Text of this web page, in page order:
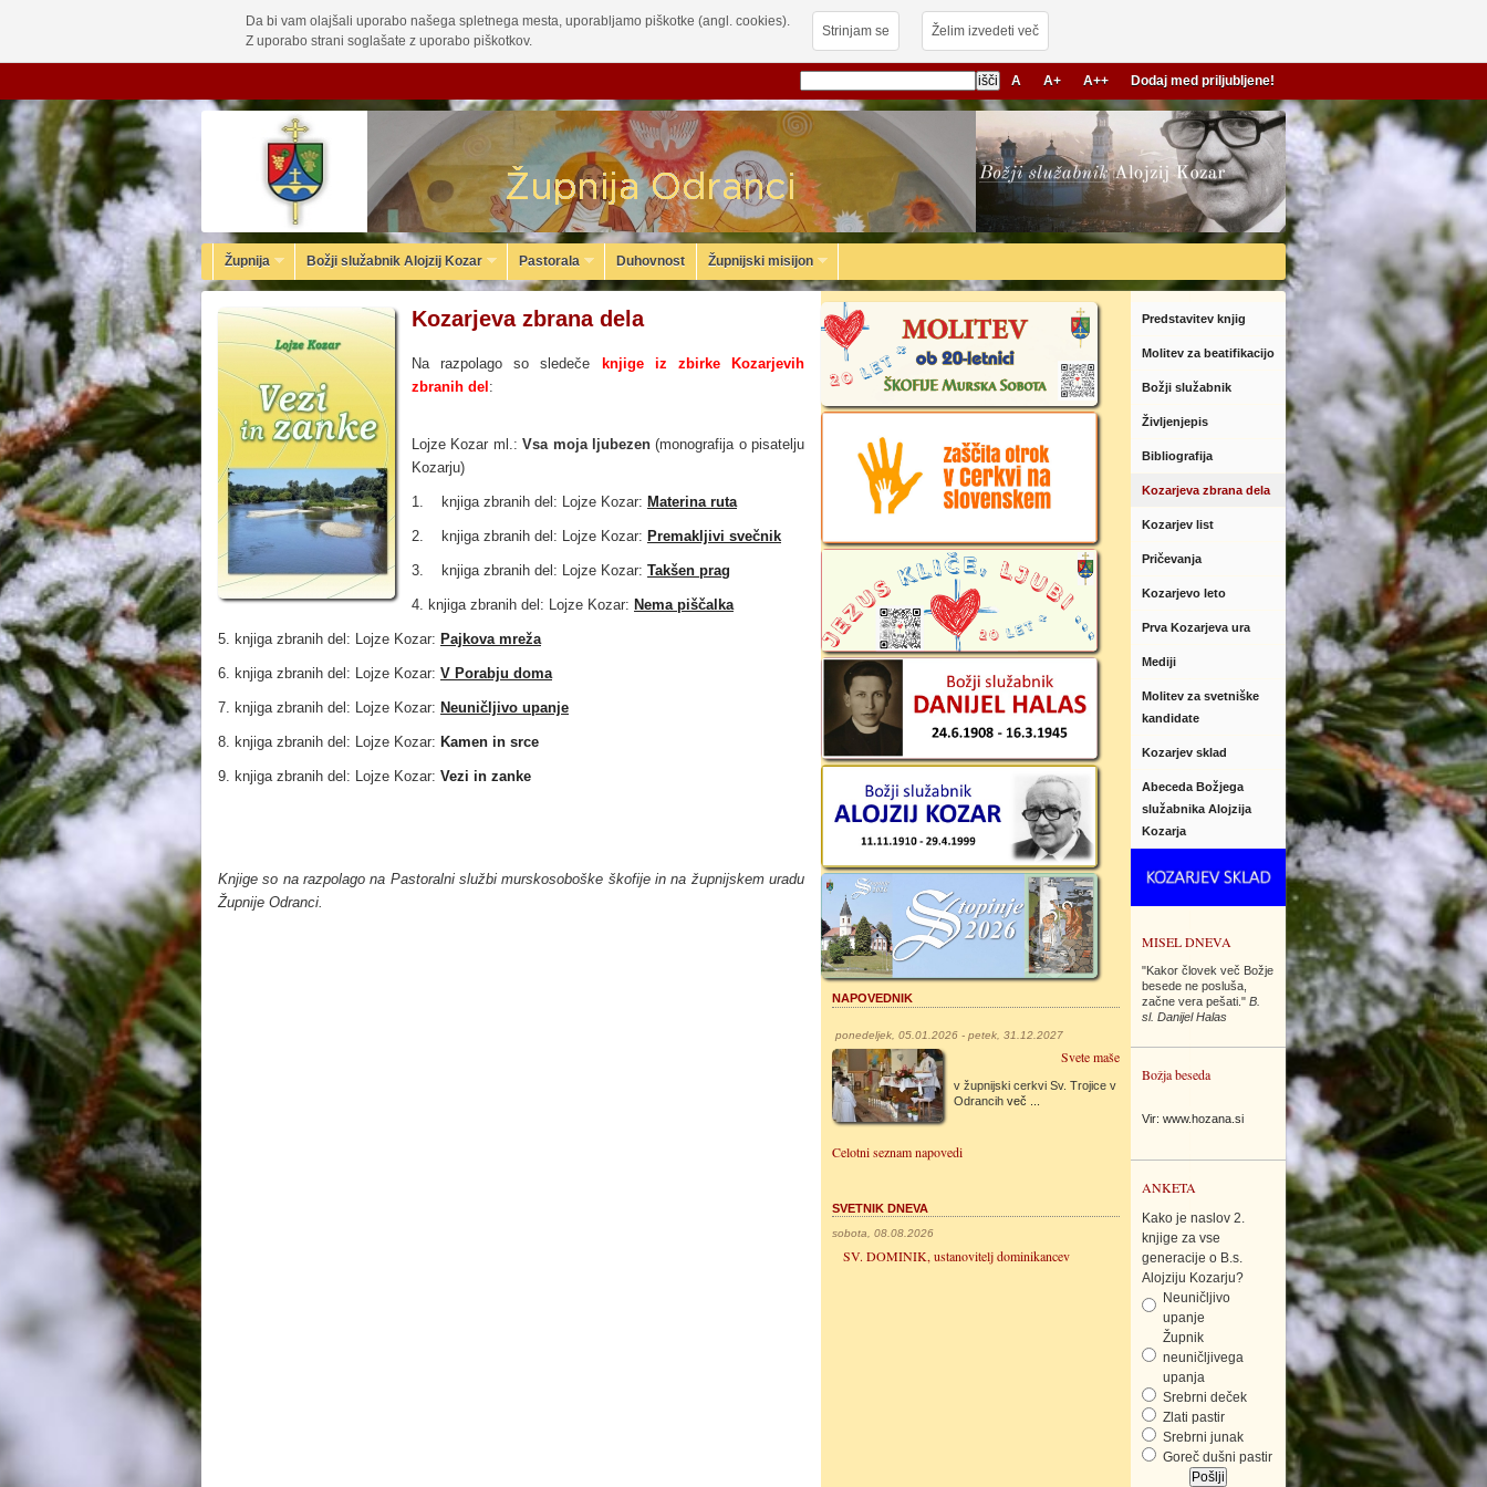
Da bi vam olajšali uporabo našega spletnega mesta, uporabljamo piškotke (angl. cookies).
Z uporabo strani soglašate z uporabo piškotkov.
Strinjam se Želim izvedeti več
A A+ A++ Dodaj med priljubljene!
Župnija Božji služabnik Alojzij Kozar Pastorala Duhovnost Župnijski misijon
Predstavitev knjig
Molitev za beatifikacijo
Božji služabnik
Življenjepis
Bibliografija
Kozarjeva zbrana dela
Kozarjev list
Pričevanja
Kozarjevo leto
Prva Kozarjeva ura
Mediji
Molitev za svetniške
kandidate
Kozarjev sklad
Abeceda Božjega
služabnika Alojzija
Kozarja
MISEL DNEVA
"Kakor človek več Božje
besede ne posluša,
začne vera pešati." B.
sl. Danijel Halas
Božja beseda
Vir: www.hozana.si
ANKETA
Kako je naslov 2.
knjige za vse
generacije o B.s.
Alojziju Kozarju?
Neuničljivo
upanje
Župnik
neuničljivega
upanja
Srebrni deček
Zlati pastir
Srebrni junak
Goreč dušni pastir
Kozarjeva zbrana dela
Na razpolago so sledeče
knjige iz zbirke Kozarjevih
zbranih del :
Lojze Kozar ml.:Vsa moja ljubezen(monografija o pisatelju
Kozarju)
1. knjiga zbranih del: Lojze Kozar: Materina ruta
2. knjiga zbranih del: Lojze Kozar: Premakljivi svečnik
3. knjiga zbranih del: Lojze Kozar: Takšen prag
4. knjiga zbranih del: Lojze Kozar: Nema piščalka
5. knjiga zbranih del: Lojze Kozar: Pajkova mreža
6. knjiga zbranih del: Lojze Kozar: V Porabju doma
7. knjiga zbranih del: Lojze Kozar: Neuničljivo upanje
8. knjiga zbranih del: Lojze Kozar: Kamen in srce
9. knjiga zbranih del: Lojze Kozar: Vezi in zanke
Knjige so na razpolago na Pastoralni službi murskosoboške škofije in na župnijskem uradu
Župnije Odranci.
NAPOVEDNIK
ponedeljek, 05.01.2026 - petek, 31.12.2027
Svete maše
v župnijski cerkvi Sv. Trojice v
Odrancih več ...
Celotni seznam napovedi
SVETNIK DNEVA
sobota, 08.08.2026
SV. DOMINIK, ustanovitelj dominikancev